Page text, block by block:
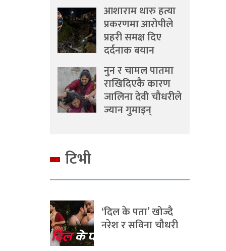
आशाराम थारु हत्या
प्रकरणमा आरोपीले
प्रहरी समक्ष दिए
दर्दनाक बयान
नुन र चामल पातमा
राखिदिएकै कारण
जालिना देवी चौधरीले
ज्यान गुमाइन्
टिभी
‘दिल के पता’ खोज्दै
नरेश र सविना चौधरी